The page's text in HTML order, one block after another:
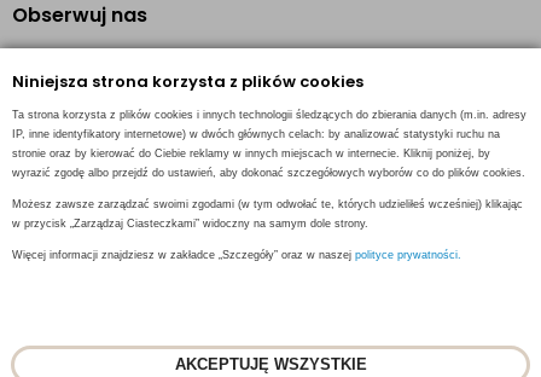
Niniejsza strona korzysta z plików cookies
Ta strona korzysta z plików cookies i innych technologii śledzących do zbierania danych (m.in. adresy
IP, inne identyfikatory internetowe) w dwóch głównych celach: by analizować statystyki ruchu na
stronie oraz by kierować do Ciebie reklamy w innych miejscach w internecie. Kliknij poniżej, by
wyrazić zgodę albo przejdź do ustawień, aby dokonać szczegółowych wyborów co do plików cookies.
Możesz zawsze zarządzać swoimi zgodami (w tym odwołać te, których udzieliłeś wcześniej) klikając
w przycisk „Zarządzaj Ciasteczkami” widoczny na samym dole strony.
Więcej informacji znajdziesz w zakładce „Szczegóły” oraz w naszej polityce prywatności.
AKCEPTUJĘ WSZYSTKIE
Obserwuj nas
Instagram
INFORMACJE KONTAKTOWE